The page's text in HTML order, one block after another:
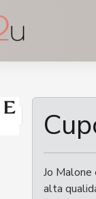
Jo Malone
alta